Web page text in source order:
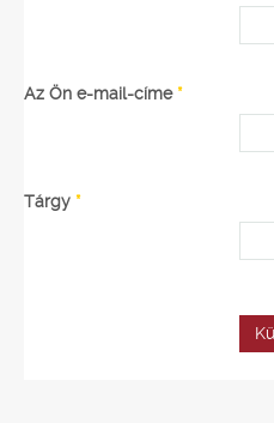
Az Ön e-mail-címe*
Tárgy *